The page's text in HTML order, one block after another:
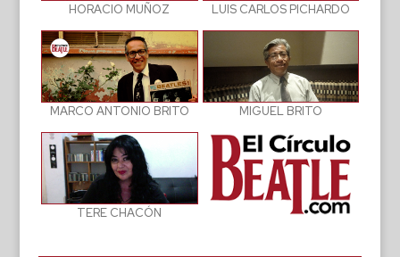
HORACIO MUÑOZ LUIS CARLOS PICHARDO
MARCO ANTONIO BRITO MIGUEL BRITO
TERE CHACÓN